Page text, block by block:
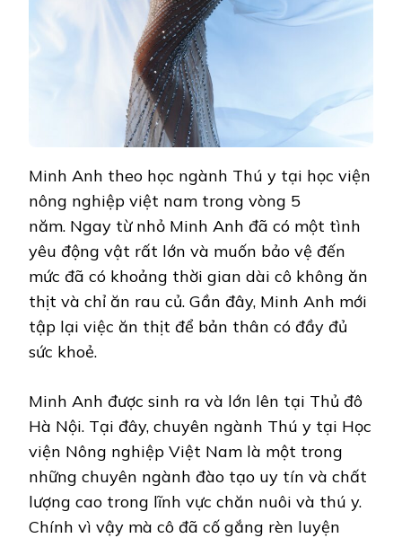
Minh Anh theo học ngành Thú y tại học viện
nông nghiệp việt nam trong vòng 5
năm. Ngay từ nhỏ Minh Anh đã có một tình
yêu động vật rất lớn và muốn bảo vệ đến
mức đã có khoảng thời gian dài cô không ăn
thịt và chỉ ăn rau củ. Gần đây, Minh Anh mới
tập lại việc ăn thịt để bản thân có đầy đủ
sức khoẻ.
Minh Anh được sinh ra và lớn lên tại Thủ đô
Hà Nội. Tại đây, chuyên ngành Thú y tại Học
viện Nông nghiệp Việt Nam là một trong
những chuyên ngành đào tạo uy tín và chất
lượng cao trong lĩnh vực chăn nuôi và thú y.
Chính vì vậy mà cô đã cố gắng rèn luyện